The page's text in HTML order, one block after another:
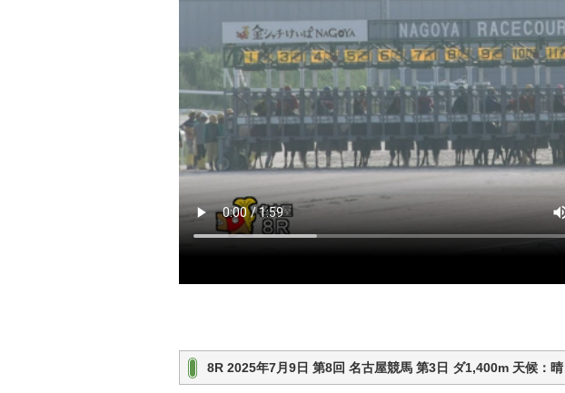
8R 2025年7月9日 第8回 名古屋競馬 第3日 ダ1,400m 天候